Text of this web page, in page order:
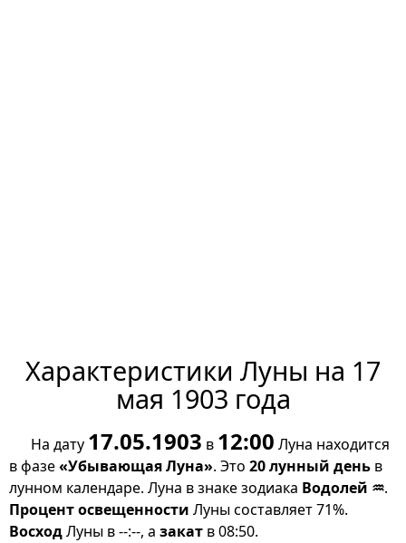
Характеристики Луны на 17
мая 1903 года
На дату 17.05.1903 в 12:00 Луна находится
в фазе«Убывающая Луна». Это 20 лунный день в
лунном календаре. Луна в знаке зодиака Водолей ♒.
Процент освещенности Луны составляет 71%.
ВосходЛуны в --:--, а закат в 08:50.